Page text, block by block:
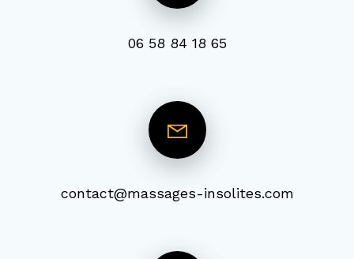
06 58 84 18 65
moc.s
etilo
sni-s
egass
am@tc
atnoc